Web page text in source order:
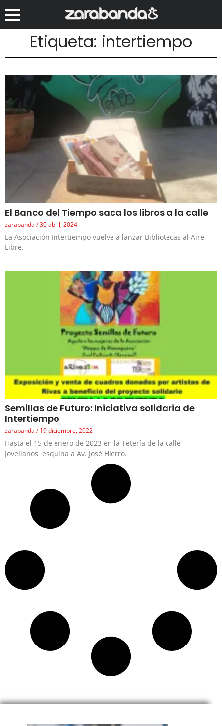
Etiqueta: intertiempo
El Banco del Tiempo saca los libros a la calle
zarabanda 30 abril, 2024
La Asociación Intertiempo vuelve a lanzar Bibliotecas al Aire
Libre.
Semillas de Futuro: Iniciativa solidaria de
Intertiempo
zarabanda 19 diciembre, 2022
Hasta el 15 de enero de 2023 en la Tetería de la calle
Jovellanos esquina a Av. José Hierro.